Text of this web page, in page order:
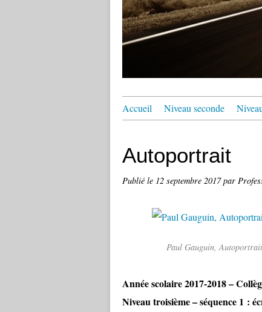
Accueil Niveau seconde
Autoportrait
Publié le 12 septembre 2017par
Paul Gauguin,
Année scolaire 2017-2018 –
Niveau troisième – séquence 1 :